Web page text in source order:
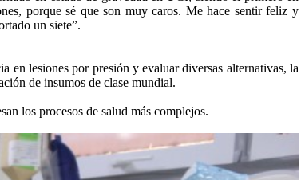
porque sé que son muy caros. Me hace sentir feliz y
un siete”.
en lesiones por presión y evaluar diversas alternativas, la
de insumos de clase mundial.
los procesos de salud más complejos.